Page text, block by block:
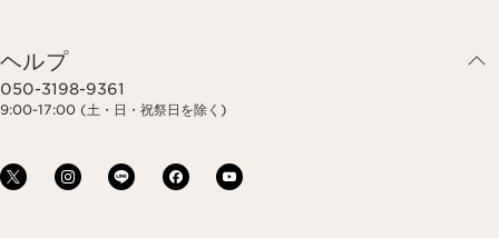
ヘルプ
050-3198-9361
9:00-17:00 (土・日・祝祭日を除く)